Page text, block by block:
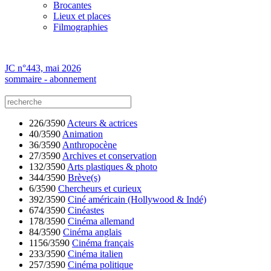
Brocantes
Lieux et places
Filmographies
JC n°443, mai 2026
sommaire - abonnement
226/3590 Acteurs & actrices
40/3590 Animation
36/3590 Anthropocène
27/3590 Archives et conservation
132/3590 Arts plastiques & photo
344/3590 Brève(s)
6/3590 Chercheurs et curieux
392/3590 Ciné américain (Hollywood & Indé)
674/3590 Cinéastes
178/3590 Cinéma allemand
84/3590 Cinéma anglais
1156/3590 Cinéma français
233/3590 Cinéma italien
257/3590 Cinéma politique